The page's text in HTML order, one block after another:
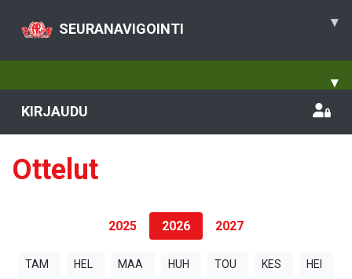
SEURANAVIGOINTI ▾
▾
KIRJAUDU
Ottelut
2025 2026 2027
TAM HEL MAA HUH TOU KES HEI